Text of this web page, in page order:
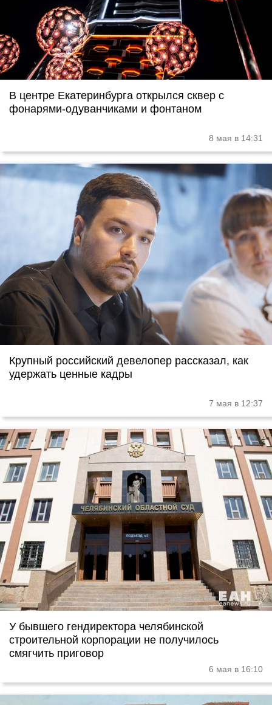
В центре Екатеринбурга открылся сквер с
фонарями-одуванчиками и фонтаном
8 мая в 14:31
Крупный российский девелопер рассказал, как
удержать ценные кадры
7 мая в 12:37
У бывшего гендиректора челябинской
строительной корпорации не получилось
смягчить приговор
6 мая в 16:10